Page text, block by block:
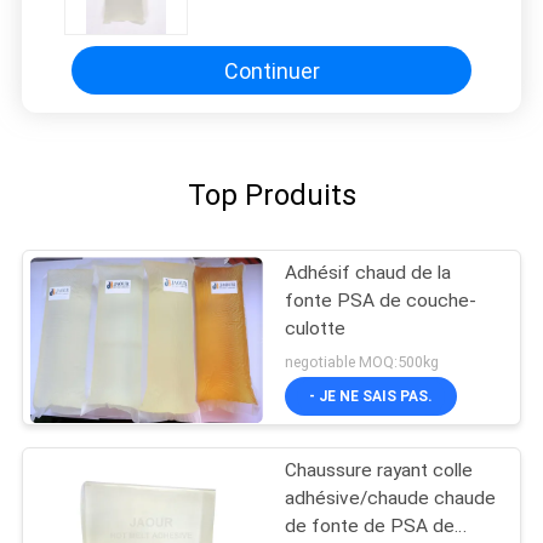
Continuer
Top Produits
Adhésif chaud de la
fonte PSA de couche-
culotte
negotiable MOQ:500kg
- JE NE SAIS PAS.
Chaussure rayant colle
adhésive/chaude chaude
de fonte de PSA de